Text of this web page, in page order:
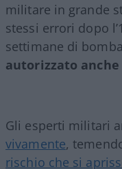
militare in grande
stessi errori dopo
settimane di
autorizzato
Gli esperti militari
vivamente,
rischio che si